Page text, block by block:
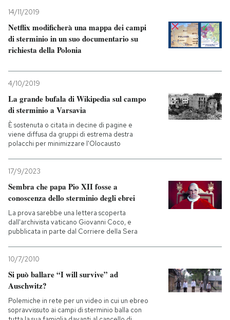
14/11/2019
Netflix modificherà una mappa dei campi
di sterminio in un suo documentario su
richiesta della Polonia
4/10/2019
La grande bufala di Wikipedia sul campo
di sterminio a Varsavia
È sostenuta o citata in decine di pagine e
viene diffusa da gruppi di estrema destra
polacchi per minimizzare l'Olocausto
17/9/2023
Sembra che papa Pio XII fosse a
conoscenza dello sterminio degli ebrei
La prova sarebbe una lettera scoperta
dall'archivista vaticano Giovanni Coco, e
pubblicata in parte dal Corriere della Sera
10/7/2010
Si può ballare “I will survive” ad
Auschwitz?
Polemiche in rete per un video in cui un ebreo
sopravvissuto ai campi di sterminio balla con